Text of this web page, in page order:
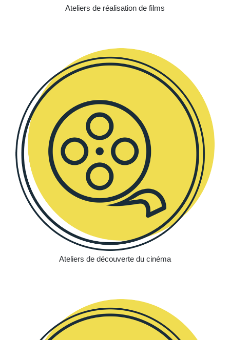
Ateliers de réalisation de films
Ateliers de découverte du cinéma